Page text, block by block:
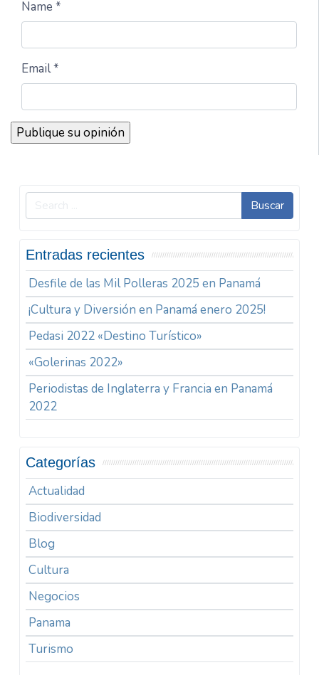
Name *
Email *
Buscar
Entradas recientes
Desfile de las Mil Polleras 2025 en Panamá
¡Cultura y Diversión en Panamá enero 2025!
Pedasi 2022 «Destino Turístico»
«Golerinas 2022»
Periodistas de Inglaterra y Francia en Panamá
2022
Categorías
Actualidad
Biodiversidad
Blog
Cultura
Negocios
Panama
Turismo